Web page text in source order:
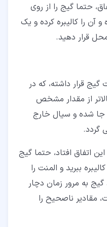
حتما گیج را از روی
و آن را کالیبره کرده و یک
قرار دهید.
قرار داشته، که در
از مقدار مشخص
شده و سیال خارج
گردد.
اتفاق افتاد، حتما گیج
ببرید و المنت را
گیج به مرور زمان دچار
مقادیر ناصحیح را